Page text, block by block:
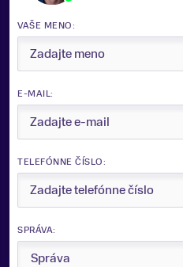
VAŠE MENO:
E-MAIL:
TELEFÓNNE ČÍSLO:
SPRÁVA: